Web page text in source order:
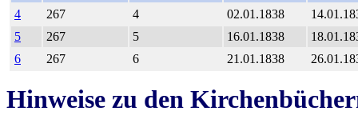
4
267 4 02.01.1838
5
267 5 16.01.1838
6
267 6 21.01.1838
Hinweise zu den